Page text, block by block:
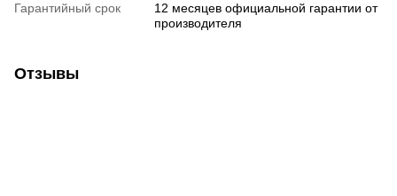
Гарантийный срок
12 месяцев официальной гарантии от
производителя
Отзывы